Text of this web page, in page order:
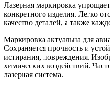
Лазерная маркировка
конкретного изделия. Легко
качество деталей, а также
Маркировка актуальна для
Сохраняется прочность и
истирания, повреждения.
химических воздействий.
лазерная система.